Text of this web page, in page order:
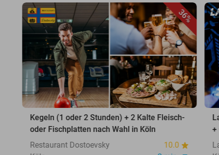
36%
Kegeln (1 oder 2 Stunden) + 2 Kalte Fleisch-
oder Fischplatten nach Wahl in Köln
Restaurant Dostoevsky
10.0
+